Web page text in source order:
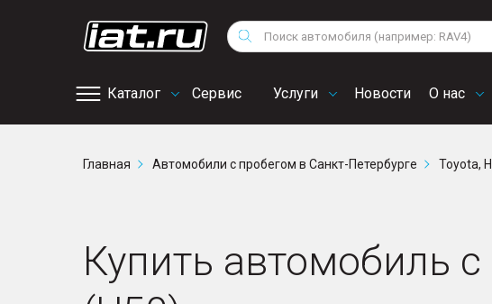
Поиск
Каталог Сервис
сервис
Услуги Новости О нас
Снегоходы
Квадроциклы
Volkswagen
Audi
Главная Автомобили с пробегом в Санкт-Петербурге Toyota,
Купить автомобиль